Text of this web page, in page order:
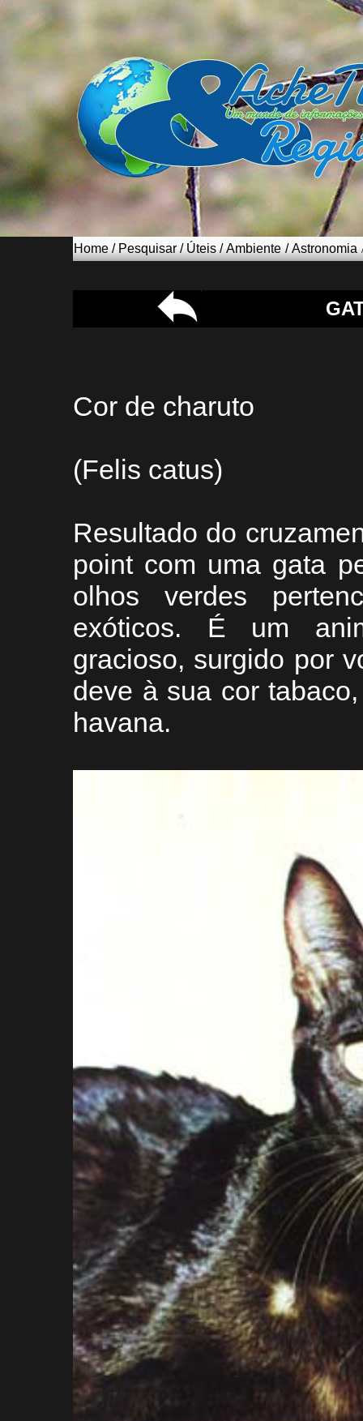
Home / Pesquisar / Úteis /Ambiente /Astronomia
Cor de charuto
(Felis catus)
Resultado do
point com uma gata
olhos verdes
exóticos. É um
gracioso, surgido por
deve à sua cor
havana.